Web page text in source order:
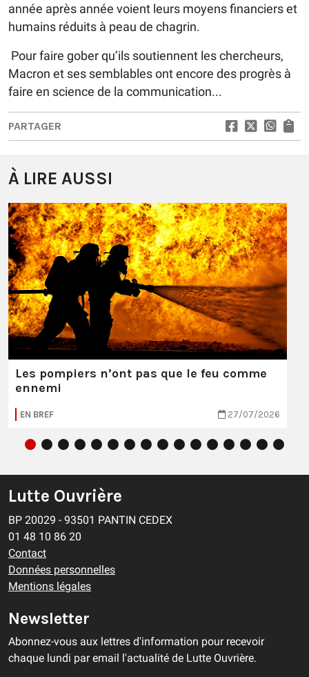
année après année voient leurs moyens financiers et
humains réduits à peau de chagrin.
Pour faire gober qu’ils soutiennent les chercheurs,
Macron et ses semblables ont encore des progrès à
faire en science de la communication...
PARTAGER
À LIRE AUSSI
Les pompiers n’ont pas que le feu comme
ennemi
EN BREF 27/07/2026
Lutte Ouvrière
BP 20029 - 93501 PANTIN CEDEX
01 48 10 86 20
Contact
Données personnelles
Mentions légales
Newsletter
Abonnez-vous aux lettres d'information pour recevoir
chaque lundi par email l'actualité de Lutte Ouvrière.